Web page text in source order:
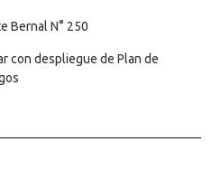
Bernal N° 250
con despliegue de Plan de